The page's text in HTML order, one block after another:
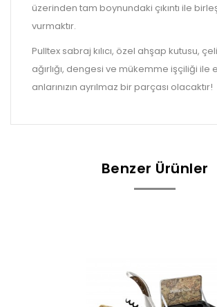
üzerinden tam boynundaki çıkıntı ile
vurmaktır.
Pulltex sabraj kılıcı, özel ahşap kutusu,
ağırlığı, dengesi ve mükemme işçiliği ile
anlarınızın ayrılmaz bir parçası olacaktır!
Benzer Ürünler